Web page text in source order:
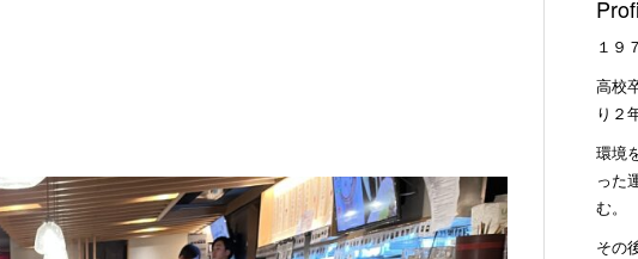
１９
高校
り２
環境
った
む。
その